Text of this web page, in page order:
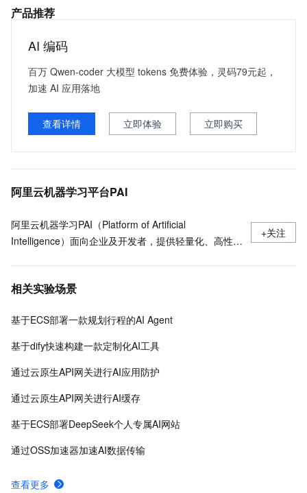
产品推荐
AI 编码
百万 Qwen-coder 大模型 tokens 免费体验，灵码79元起，
加速 AI 应用落地
查看详情 立即体验 立即购买
阿里云机器学习平台PAI
阿里云机器学习PAI（Platform of Artificial
Intelligence）面向企业及开发者，提供轻量化、高性价
DSW云原生交互式建模平台、PAI-DLC云原生AI基础平
征、万亿样本规模加速训练，百余落地场景，全面提升
工程效率。
+关注
相关实验场景
基于ECS部署一款规划行程的AI Agent
基于dify快速构建一款定制化AI工具
通过云原生API网关进行AI应用防护
通过云原生API网关进行AI缓存
基于ECS部署DeepSeek个人专属AI网站
通过OSS加速器加速AI数据传输
查看更多